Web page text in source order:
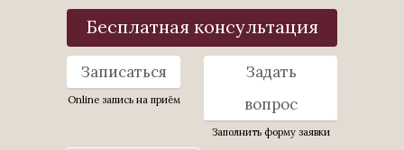
Бесплатная консультация
Записаться
Online запись на приём
Задать
вопрос
Заполнить форму заявки